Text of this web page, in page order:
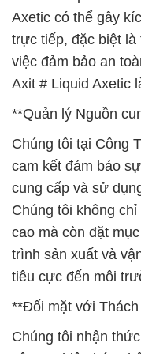
Axetic có thể gây
trực tiếp, đặc biệt là
việc đảm bảo an
Axit # Liquid Axetic
**Quản lý Nguồn
Chúng tôi tại Công
cam kết đảm bảo
cung cấp và sử
Chúng tôi không
cao mà còn đặt
trình sản xuất và
tiêu cực đến môi
**Đối mặt với
Chúng tôi nhận